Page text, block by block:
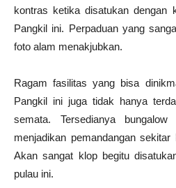
kontras ketika disatukan dengan
Pangkil ini. Perpaduan yang
foto alam menakjubkan.
Ragam fasilitas yang bisa
Pangkil ini juga tidak hanya
semata. Tersedianya
menjadikan pemandangan
Akan sangat klop begitu
pulau ini.